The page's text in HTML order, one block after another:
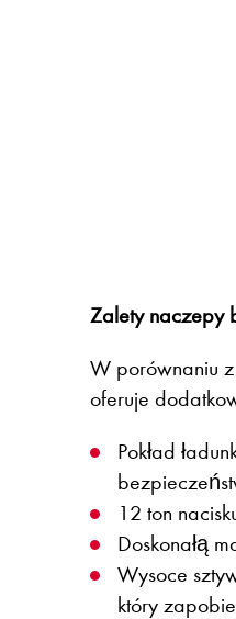
Zalety naczepy
W porównaniu
oferuje
Pokład
12 ton
Doskonałą
Wysoce
który